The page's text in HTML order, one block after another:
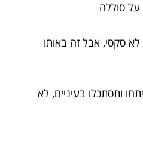
סקסי, אבל זה באותו
ותסתכלו בעיניים, לא